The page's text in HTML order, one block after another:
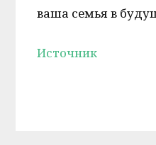
ваша семья в
Источник